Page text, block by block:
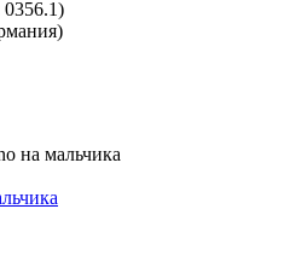
0356.1)
на мальчика